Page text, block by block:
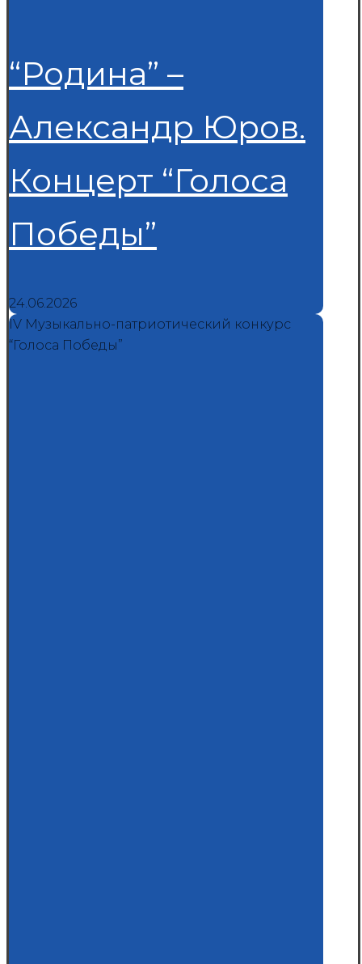
“Родина” –
Александр Юров.
Концерт “Голоса
Победы”
24.06.2026
IV Музыкально-патриотический конкурс
“Голоса Победы”